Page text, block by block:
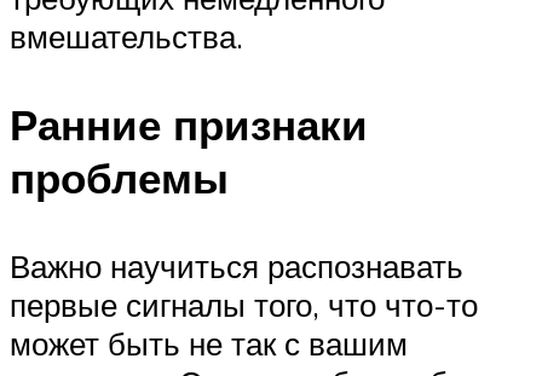
вмешательства.
Ранние признаки
проблемы
Важно научиться распознавать
первые сигналы того, что что-то
может быть не так с вашим